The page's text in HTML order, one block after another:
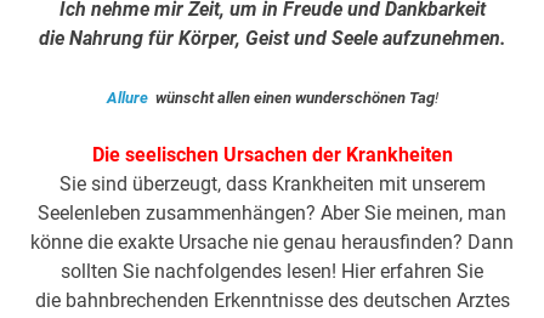
Ich nehme mir Zeit, um in Freude und Dankbarkeit
die Nahrung für Körper, Geist und Seele aufzunehmen.
Allurewünscht allen einen wunderschönen Tag!
Die seelischen Ursachen der Krankheiten
Sie sind überzeugt, dass Krankheiten mit unserem
Seelenleben zusammenhängen? Aber Sie meinen, man
könne die exakte Ursache nie genau herausfinden? Dann
sollten Sie nachfolgendes lesen! Hier erfahren Sie
die bahnbrechenden Erkenntnisse des deutschen Arztes